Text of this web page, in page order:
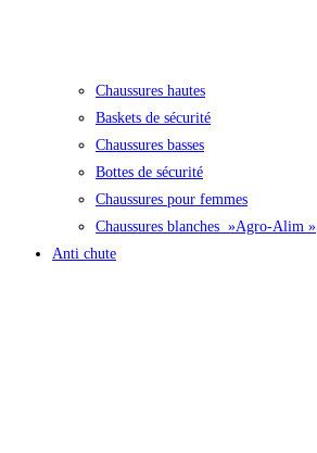
Chaussures hautes
Baskets de sécurité
Chaussures basses
Bottes de sécurité
Chaussures pour femmes
Chaussures blanches »Agro-Alim »
Anti chute